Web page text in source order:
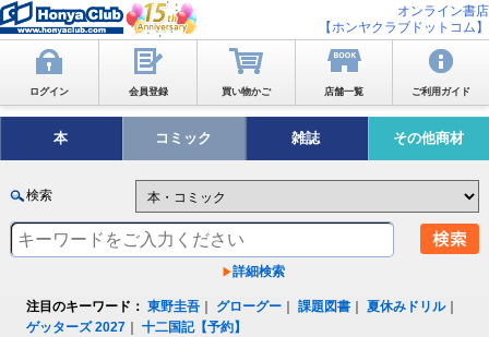
オンライン書店
【ホンヤクラブドットコム】
ログイン 会員登録 買い物かご 店舗一覧 ご利用ガイド
本 コミック 雑誌 その他商材
検索
詳細検索
注目のキーワード： 東野圭吾 グローグー ｜課題図書 ｜夏休みドリル｜
ゲッターズ 2027 ｜十二国記【予約】